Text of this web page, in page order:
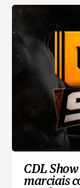
CDL
marciais